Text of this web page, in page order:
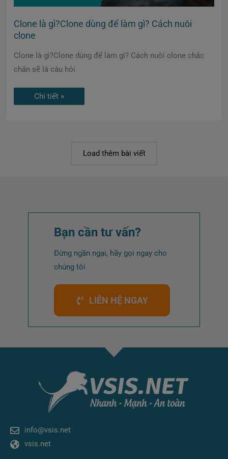
Clone là gì?Clone dùng để làm gì? Cách nuôi
clone
Clone là gì?Clone dùng để làm gì? Cách nuôi clone chắc
chắn sẽ là câu hỏi
Chi tiết »
Load thêm bài viết
Bạn cần tư vấn?
Đừng ngần ngại, hãy gọi ngay cho
chúng tôi
LIÊN HỆ NGAY
info@vsis.net
vsis.net